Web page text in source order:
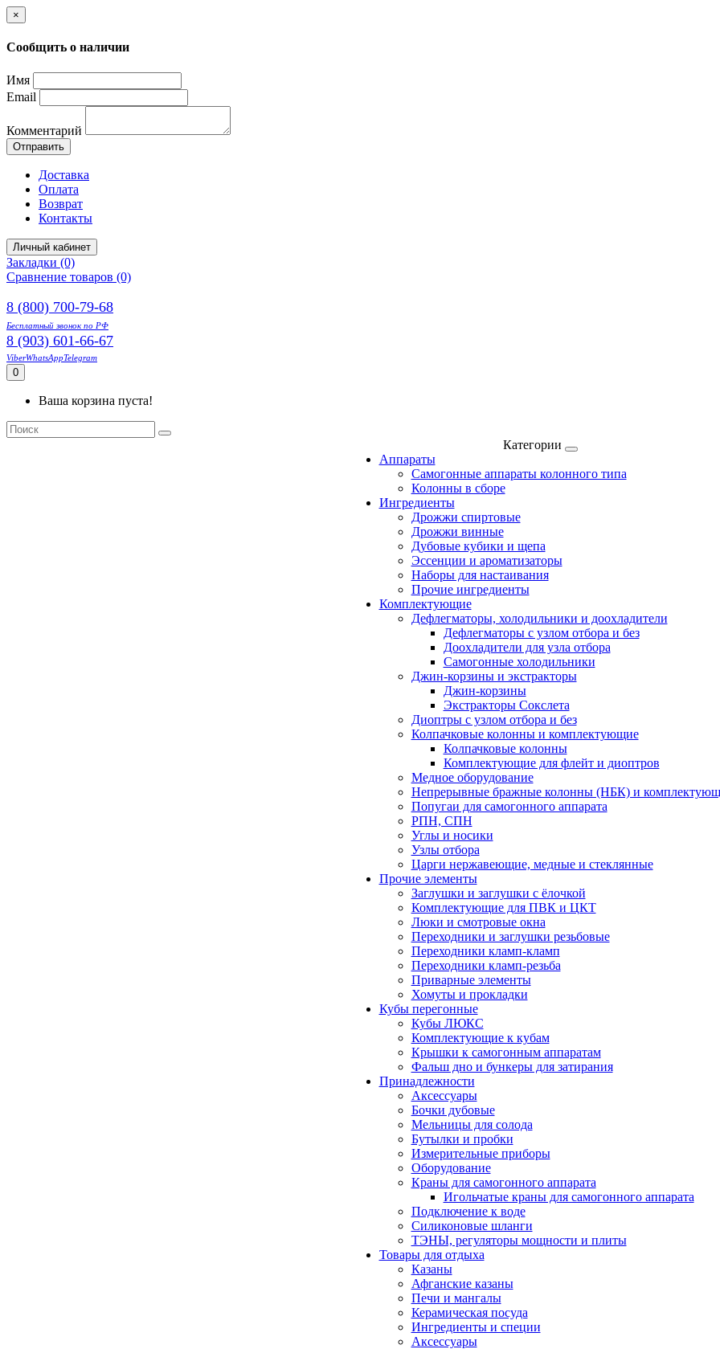
×
Сообщить о наличии
Имя
Email
Комментарий
Отправить
Доставка
Оплата
Возврат
Контакты
Личный кабинет
Закладки (0)
Сравнение товаров (0)
8 (800) 700-79-68
Бесплатный звонок по РФ
8 (903) 601-66-67
ViberWhatsAppTelegram
0
Ваша корзина пуста!
Категории
Аппараты
Самогонные аппараты колонного типа
Колонны в сборе
Ингредиенты
Дрожжи спиртовые
Дрожжи винные
Дубовые кубики и щепа
Эссенции и ароматизаторы
Наборы для настаивания
Прочие ингредиенты
Комплектующие
Дефлегматоры, холодильники и доохладители
Дефлегматоры с узлом отбора и без
Доохладители для узла отбора
Самогонные холодильники
Джин-корзины и экстракторы
Джин-корзины
Экстракторы Сокслета
Диоптры с узлом отбора и без
Колпачковые колонны и комплектующие
Колпачковые колонны
Комплектующие для флейт и диоптров
Медное оборудование
Непрерывные бражные колонны (НБК) и
Попугаи для самогонного аппарата
РПН, СПН
Углы и носики
Узлы отбора
Царги нержавеющие, медные и стеклянные
Прочие элементы
Заглушки и заглушки с ёлочкой
Комплектующие для ПВК и ЦКТ
Люки и смотровые окна
Переходники и заглушки резьбовые
Переходники кламп-кламп
Переходники кламп-резьба
Приварные элементы
Хомуты и прокладки
Кубы перегонные
Кубы ЛЮКС
Комплектующие к кубам
Крышки к самогонным аппаратам
Фальш дно и бункеры для затирания
Принадлежности
Аксессуары
Бочки дубовые
Мельницы для солода
Бутылки и пробки
Измерительные приборы
Оборудование
Краны для самогонного аппарата
Игольчатые краны для самогонного аппарата
Подключение к воде
Силиконовые шланги
ТЭНЫ, регуляторы мощности и плиты
Товары для отдыха
Казаны
Афганские казаны
Печи и мангалы
Керамическая посуда
Ингредиенты и специи
Аксессуары